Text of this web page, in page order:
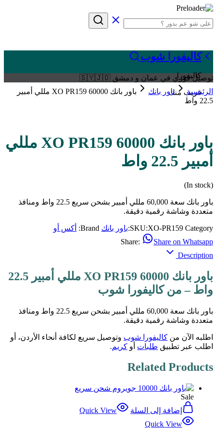
كاليفورا شوب
كاليفورا
قريب منك
توصيل فوري في عمان و دمشق 🇸🇾🇯🇴
الرئيسية
باور بانك
باور بانك XO PR159 60000 مللي أمبير
22.5 واط
باور بانك XO PR159 60000 مللي
أمبير 22.5 واط
(In stock)
باور بانك سعة 60,000 مللي أمبير بشحن سريع 22.5 واط ومنافذ
متعددة وشاشة رقمية دقيقة.
SKU:XO-PR159 Category: باور بانك Brand:
أكس أو
Share:
Share on Whatsapp
Description
باور بانك XO PR159 60000 مللي أمبير 22.5
واط – من كاليفورا شوب
باور بانك سعة 60,000 مللي أمبير بشحن سريع 22.5 واط ومنافذ
متعددة وشاشة رقمية دقيقة.
اطلبه الآن من كاليفورا شوب وتوصيل سريع لكافة أنحاء الأردن، أو
اطلب عبر تطبيق طلبات أو كريم.
Related Products
Sale
إضافة إلى السلة
Quick View
Quick View